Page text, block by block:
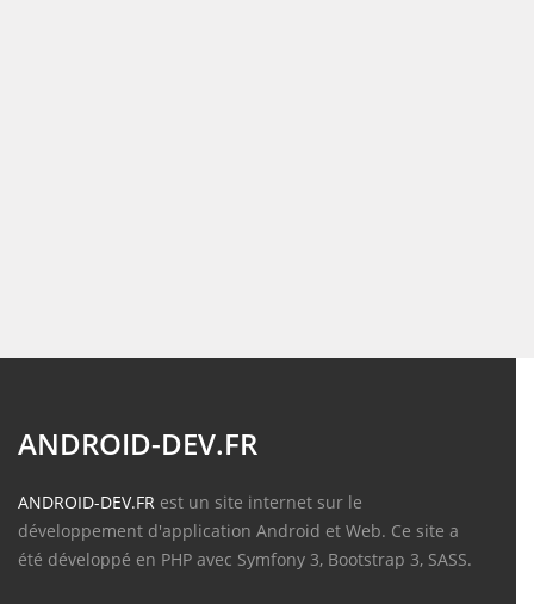
ANDROID-DEV.FR
ANDROID-DEV.FR est un site internet sur le
développement d'application Android et Web. Ce site a
été développé en PHP avec Symfony 3, Bootstrap 3, SASS.